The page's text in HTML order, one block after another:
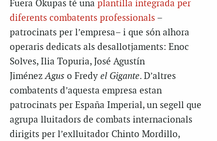
Fuera Okupas té una plantilla integrada per
diferents combatents professionals –
patrocinats per l’empresa– i que són alhora
operaris dedicats als desallotjaments: Enoc
Solves, Ilia Topuria, José Agustín
JiménezAgus o Fredy el Gigante. D’altres
combatents d’aquesta empresa estan
patrocinats per España Imperial, un segell que
agrupa lluitadors de combats internacionals
dirigits per l’exlluitador Chinto Mordillo,